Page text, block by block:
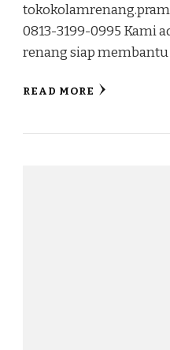
0813-3199-0995 Kami
renang siap
READ MORE